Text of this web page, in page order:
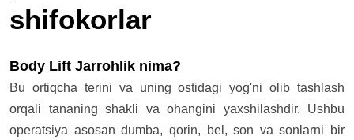
shifokorlar
Body Lift Jarrohlik nima?
Bu ortiqcha terini va uning ostidagi yog'ni olib tashlash
orqali tananing shakli va ohangini yaxshilashdir. Ushbu
operatsiya asosan dumba, qorin, bel, son va sonlarni bir